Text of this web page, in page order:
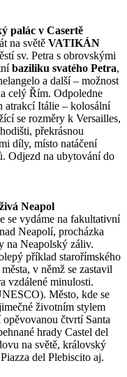
palác v Casertě
na světě VATIKÁN
sv. Petra s obrovskými
baziliku svatého Petra,
a další – možnost
celý Řím. Odpoledne
atrakcí Itálie – kolosální
se rozměry k Versailles,
překrásnou
díly, místo natáčení
Odjezd na ubytování do
Neapol
se vydáme na fakultativní
Neapolí, procházka
na Neapolský záliv.
příklad starořímského
v němž se zastavil
vzdálené minulosti.
Město, kde se
životním stylem
čtvrtí Santa
hrady Castel del
na světě, královský
del Plebiscito aj.